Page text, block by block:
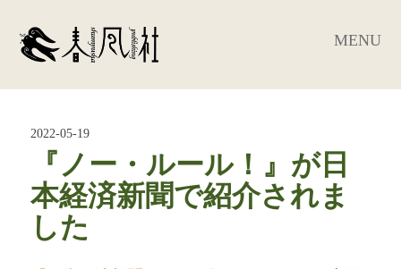
MENU
2022-05-19
『ノー・ルール！』が日
本経済新聞で紹介されま
した